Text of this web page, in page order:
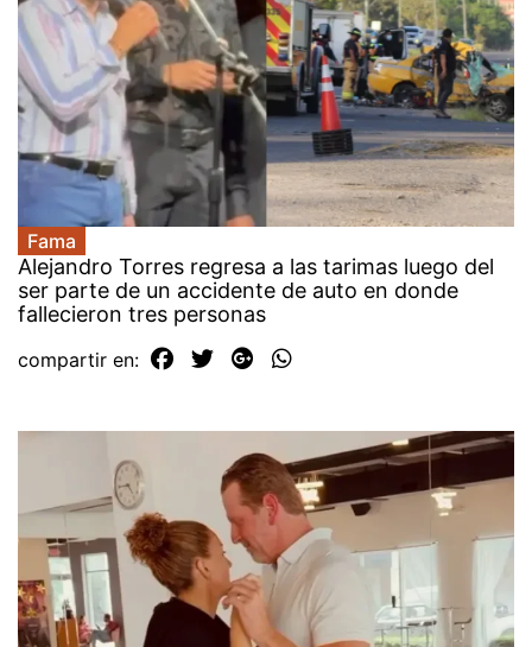
Fama
Alejandro Torres regresa a las tarimas luego del
ser parte de un accidente de auto en donde
fallecieron tres personas
compartir en: